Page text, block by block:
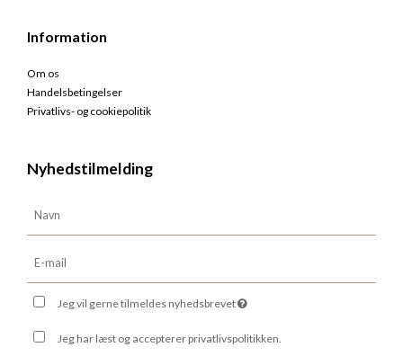
Information
Om os
Handelsbetingelser
Privatlivs- og cookiepolitik
Nyhedstilmelding
Jeg vil gerne tilmeldes nyhedsbrevet
Jeg har læst og accepterer privatlivspolitikken.